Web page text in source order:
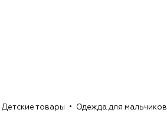
Детские товары Одежда для мальчиков